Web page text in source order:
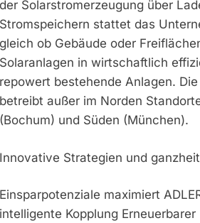
der Solarstromerzeugung über
Stromspeichern stattet das
gleich ob Gebäude oder
Solaranlagen in wirtschaftlich
repowert bestehende Anlagen.
betreibt außer im Norden
(Bochum) und Süden (München).
Innovative Strategien und
Einsparpotenziale maximiert
intelligente Kopplung